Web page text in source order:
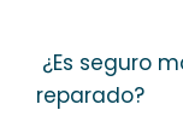
¿Es seguro
reparado?